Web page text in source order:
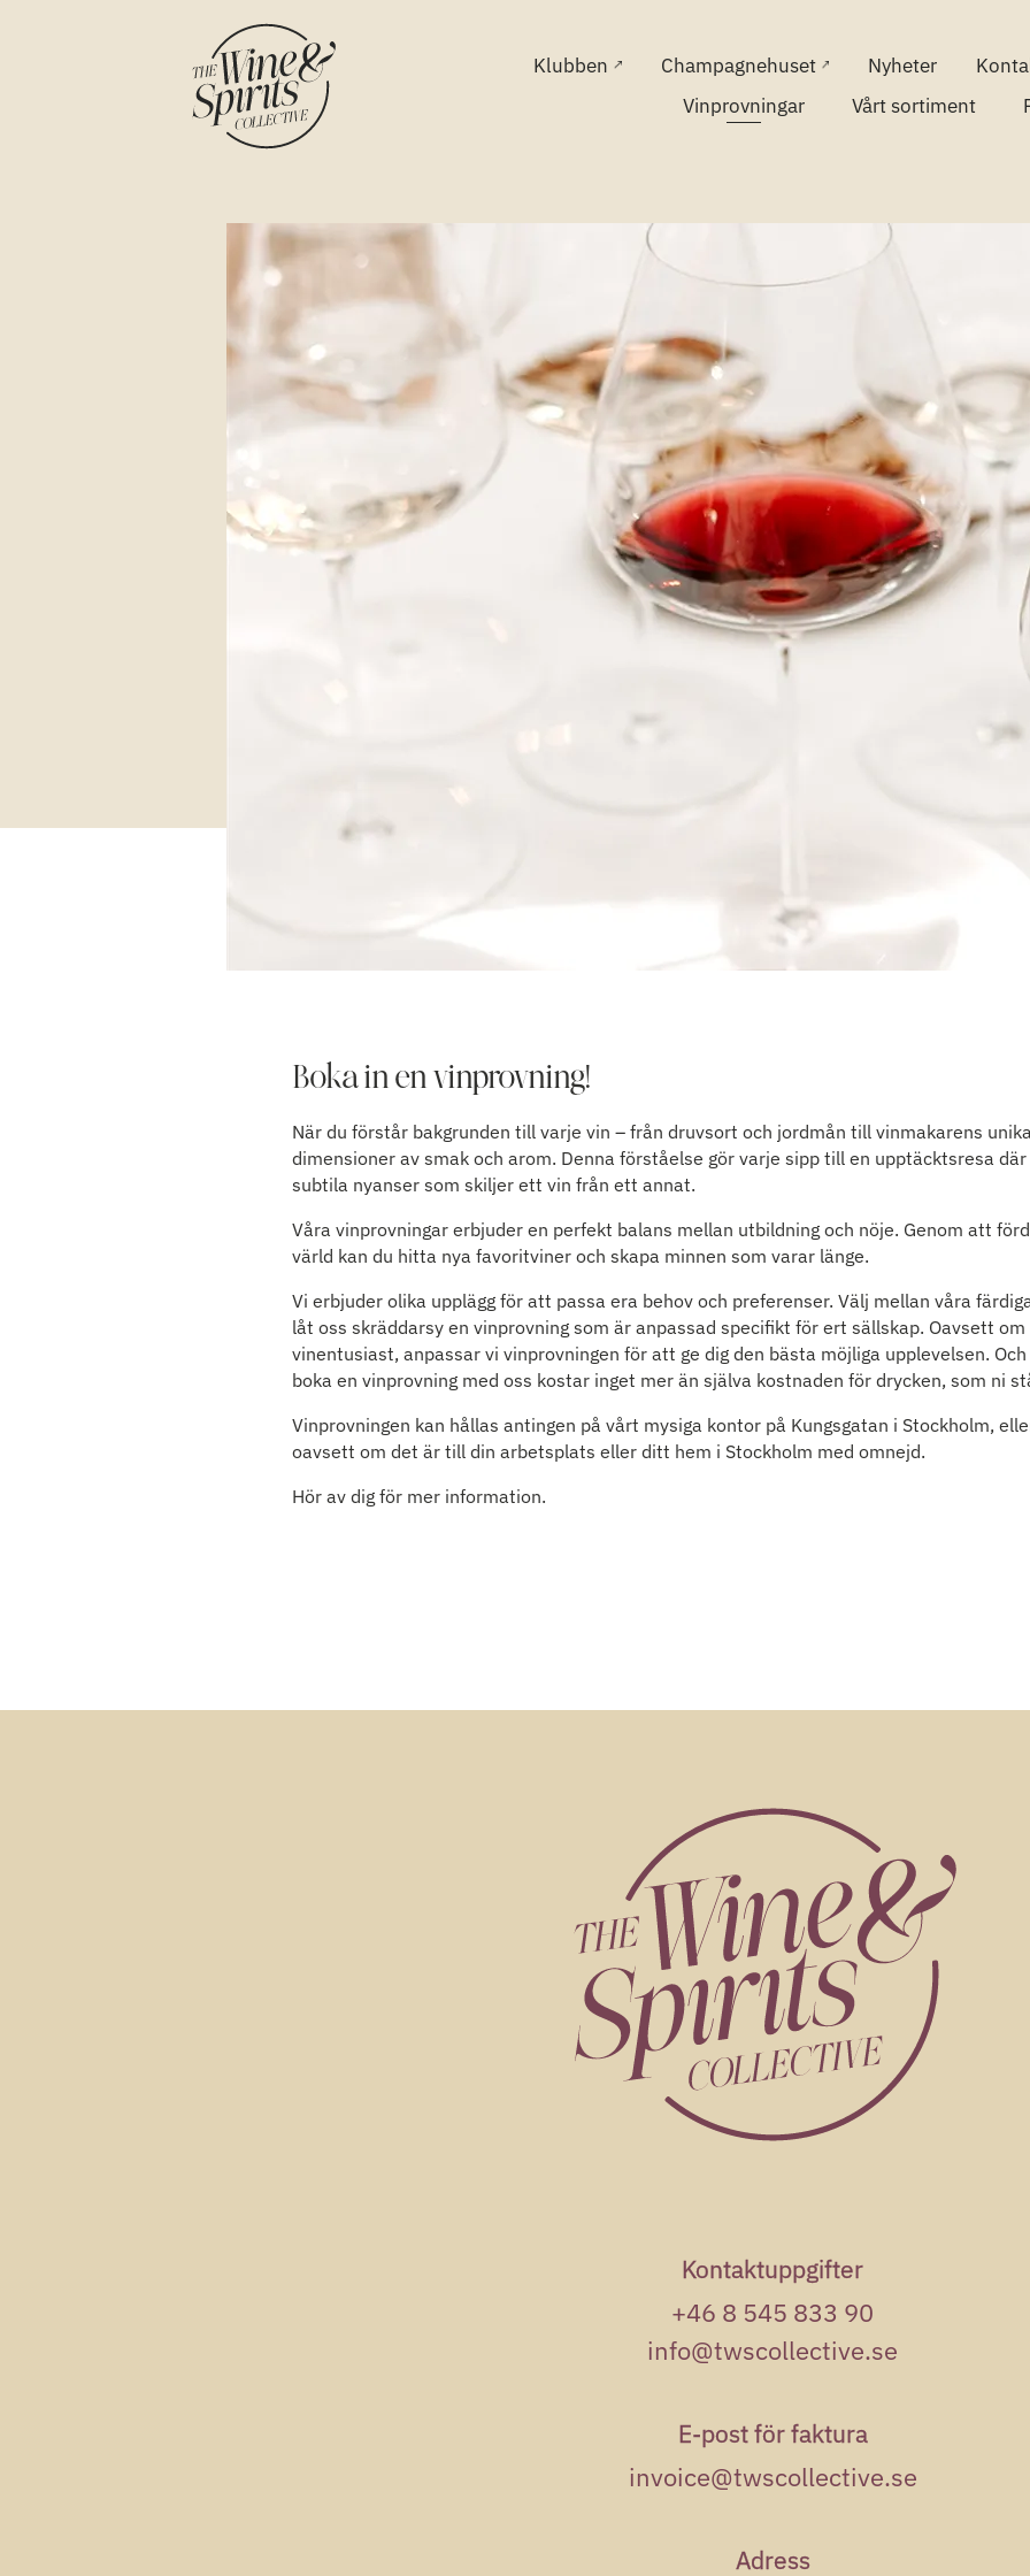
Klubben Champagnehuset Nyheter
Vinprovningar
Vårt sortiment
Boka in en vinprovning!
När du förstår bakgrunden till varje vin – från druvsort och jordmån till vinmakarens
dimensioner av smak och arom. Denna förståelse gör varje sipp till en upptäcktsresa
subtila nyanser som skiljer ett vin från ett annat.
Våra vinprovningar erbjuder en perfekt balans mellan utbildning och nöje. Genom att
värld kan du hitta nya favoritviner och skapa minnen som varar länge.
Vi erbjuder olika upplägg för att passa era behov och preferenser. Välj mellan våra
låt oss skräddarsy en vinprovning som är anpassad specifikt för ert sällskap. Oavsett
vinentusiast, anpassar vi vinprovningen för att ge dig den bästa möjliga upplevelsen.
boka en vinprovning med oss kostar inget mer än själva kostnaden för drycken, som ni
Vinprovningen kan hållas antingen på vårt mysiga kontor på Kungsgatan i Stockholm,
oavsett om det är till din arbetsplats eller ditt hem i Stockholm med omnejd.
Hör av dig för mer information.
Kontaktuppgifter
+46 8 545 833 90
info@twscollective.se
E-post för faktura
invoice@twscollective.se
Adress